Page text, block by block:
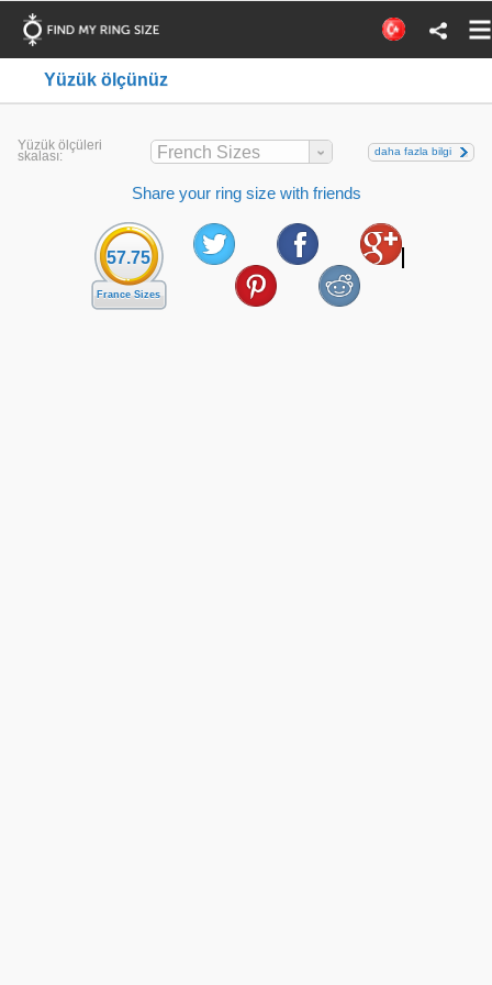
Yüzük ölçünüz
Yüzük ölçüleri
skalası: French Sizes daha fazla bilgi
Share your ring size with friends
57.75
France Sizes